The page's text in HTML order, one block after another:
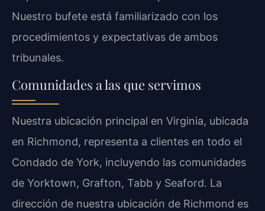
Nuestro bufete está familiarizado con los
procedimientos y expectativas de ambos
tribunales.
Comunidades a las que servimos
Nuestra ubicación principal en Virginia, ubicada
en Richmond, representa a clientes en todo el
Condado de York, incluyendo las comunidades
de Yorktown, Grafton, Tabb y Seaford. La
dirección de nuestra ubicación de Richmond es